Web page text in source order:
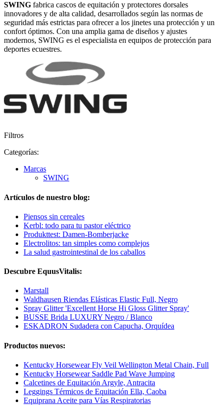
SWING fabrica cascos de equitación y protectores dorsales
innovadores y de alta calidad, desarrollados según las normas de
seguridad más estrictas para ofrecer a los jinetes una protección y un
confort óptimos. Con una amplia gama de diseños y ajustes
modernos, SWING es el especialista en equipos de protección para
deportes ecuestres.
Filtros
Categorías:
Marcas
SWING
Artículos de nuestro blog:
Piensos sin cereales
Kerbl: todo para tu pastor eléctrico
Produkttest: Damen-Bomberjacke
Electrolitos: tan simples como complejos
La salud gastrointestinal de los caballos
Descubre EquusVitalis:
Marstall
Waldhausen Riendas Elásticas Elastic Full, Negro
Spray Glitter 'Excellent Horse Hi Gloss Glitter Spray'
BUSSE Brida LUXURY Negro / Blanco
ESKADRON Sudadera con Capucha, Orquídea
Productos nuevos:
Kentucky Horsewear Fly Veil Wellington Metal Chain, Full
Kentucky Horsewear Saddle Pad Wave Jumping
Calcetines de Equitación Argyle, Antracita
Leggings Térmicos de Equitación Ella, Caoba
Equiprana Aceite para Vías Respiratorias